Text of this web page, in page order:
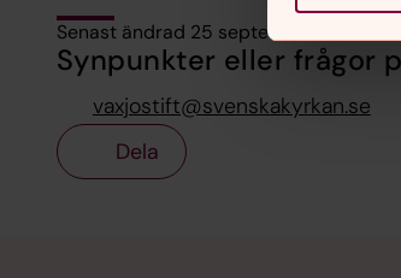
Senast ändrad 25 september 2019
Synpunkter eller frågor
vaxjostift@svenskakyrkan.se
Dela